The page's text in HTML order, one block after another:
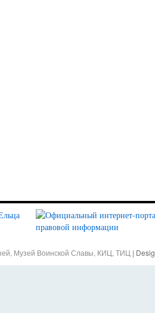
Музей Воинской Славы, КИЦ, ТИЦ |